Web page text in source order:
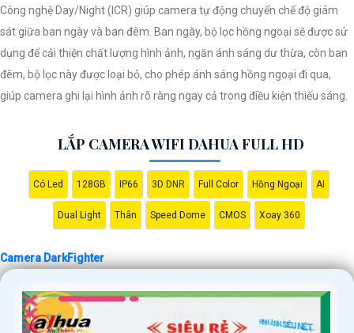
'
Công nghệ Day/Night (ICR) giúp camera tự động chuyển chế độ giám
sát giữa ban ngày và ban đêm. Ban ngày, bộ lọc hồng ngoại sẽ được sử
dụng để cải thiện chất lượng hình ảnh, ngăn ánh sáng dư thừa, còn ban
đêm, bộ lọc này được loại bỏ, cho phép ánh sáng hồng ngoại đi qua,
giúp camera ghi lại hình ảnh rõ ràng ngay cả trong điều kiện thiếu sáng.
LẮP CAMERA WIFI DAHUA FULL HD
Có Led 128GB IP66 3D DNR Full Color Hồng Ngoại AI
Dual Light Thân Speed Dome CMOS Xoay 360
Camera DarkFighter